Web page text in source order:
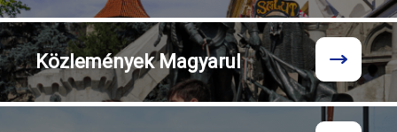
KözleményekMagyarul